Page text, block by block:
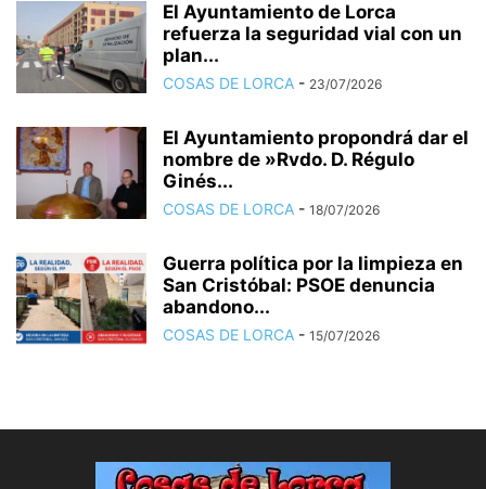
El Ayuntamiento de Lorca
refuerza la seguridad vial con un
plan...
COSAS DE LORCA - 23/07/2026
El Ayuntamiento propondrá dar el
nombre de »Rvdo. D. Régulo
Ginés...
COSAS DE LORCA - 18/07/2026
Guerra política por la limpieza en
San Cristóbal: PSOE denuncia
abandono...
COSAS DE LORCA - 15/07/2026